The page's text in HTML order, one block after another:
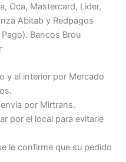
Oca, Mastercard, Lider,
Abitab y Redpagos
Bancos Brou
y al interior por Mercado
por Mirtrans.
por el local para evitarle
le confirme que su pedido